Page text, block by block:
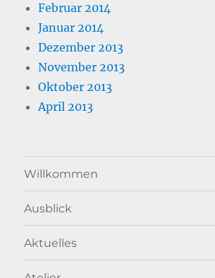
Februar 2014
Januar 2014
Dezember 2013
November 2013
Oktober 2013
April 2013
Willkommen
Ausblick
Aktuelles